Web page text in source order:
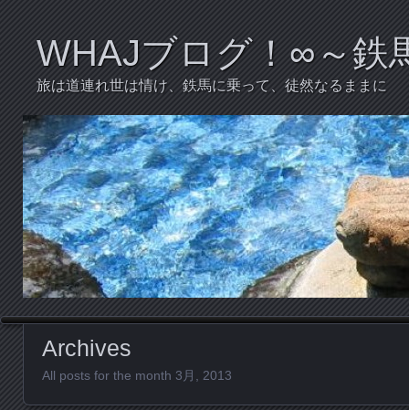
WHAJブログ！∞～鉄
旅は道連れ世は情け、鉄馬に乗って、徒然なるままに
Archives
All posts for the month 3月, 2013